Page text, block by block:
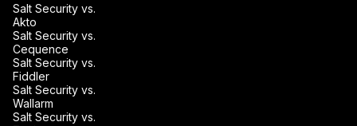
Salt Security vs.
Akto
Salt Security vs.
Cequence
Salt Security vs.
Fiddler
Salt Security vs.
Wallarm
Salt Security vs.